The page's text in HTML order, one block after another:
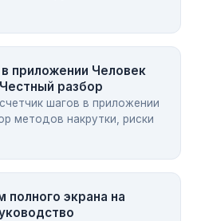
приложении Человек
разбор
шагов в приложении
методов накрутки, риски
экрана на